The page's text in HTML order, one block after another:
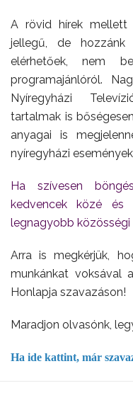
A rövid hírek mellett
jellegű, de hozzánk
elérhetőek, nem
programajánlóról.
Nyíregyházi
tartalmak is
anyagai is
nyíregyházi
Ha szívesen
kedvencek közé és
legnagyobb közösségi
Arra is megkérjük,
munkánkat voksával a
Honlapja szavazáson!
Maradjon olvasónk,
Ha ide kattint, már